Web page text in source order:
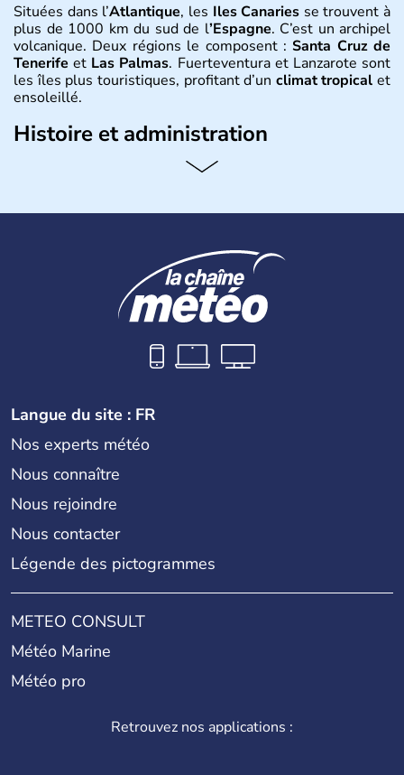
Situées dans l’Atlantique, les Iles Canaries se trouvent à
plus de 1000 km du sud de l’Espagne. C’est un archipel
volcanique. Deux régions le composent :Santa Cruz de
Tenerife et Las Palmas. Fuerteventura et Lanzarote sont
les îles plus touristiques, profitant d’un climat tropical et
ensoleillé.
Histoire et administration
font parties des 17 communautés
conquérants qui y trouvèrent de grands chiens ou peut-
Langue du site : FR
Nos experts météo
Nous connaître
Nous rejoindre
Nous contacter
Légende des pictogrammes
METEO CONSULT
Météo Marine
Météo pro
Retrouvez nos applications :